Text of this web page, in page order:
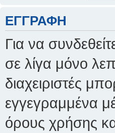
ΕΓΓΡΑΦΉ
Για να
σε λίγα μόνο
διαχειριστές
εγγεγραμμένα
όρους χρήσης